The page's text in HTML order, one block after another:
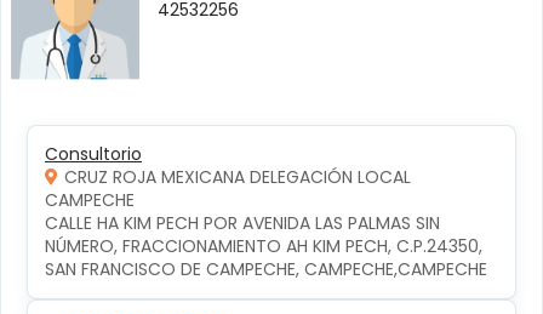
42532256
Consultorio
CRUZ ROJA MEXICANA DELEGACIÓN LOCAL
CAMPECHE
CALLE HA KIM PECH POR AVENIDA LAS PALMAS SIN
NÚMERO, FRACCIONAMIENTO AH KIM PECH, C.P.24350,
SAN FRANCISCO DE CAMPECHE, CAMPECHE,CAMPECHE